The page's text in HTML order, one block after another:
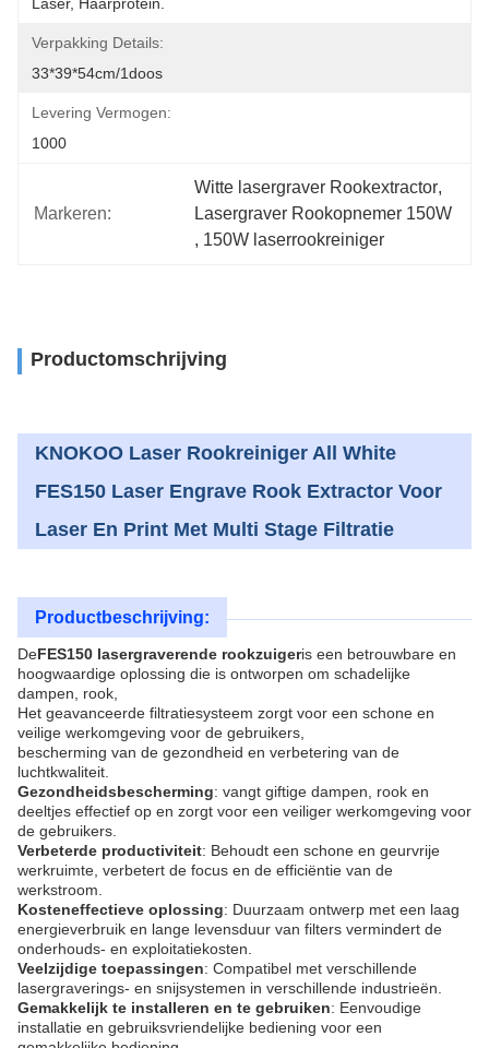
Verpakking Details:
33*39*54cm/1doos
Levering Vermogen:
1000
Markeren:
Witte lasergraver Rookextractor,
Lasergraver Rookopnemer 150W
, 150W laserrookreiniger
Productomschrijving
KNOKOO Laser Rookreiniger All White
FES150 Laser Engrave Rook Extractor Voor
Laser En Print Met Multi Stage Filtratie
Productbeschrijving:
DeFES150 lasergraverende rookzuigeris een betrouwbare en
hoogwaardige oplossing die is ontworpen om schadelijke
dampen, rook,
Het geavanceerde filtratiesysteem zorgt voor een schone en
veilige werkomgeving voor de gebruikers,
bescherming van de gezondheid en verbetering van de
luchtkwaliteit.
Gezondheidsbescherming: vangt giftige dampen, rook en
deeltjes effectief op en zorgt voor een veiliger werkomgeving voor
de gebruikers.
Verbeterde productiviteit: Behoudt een schone en geurvrije
werkruimte, verbetert de focus en de efficiëntie van de
werkstroom.
Kosteneffectieve oplossing: Duurzaam ontwerp met een laag
energieverbruik en lange levensduur van filters vermindert de
onderhouds- en exploitatiekosten.
Veelzijdige toepassingen: Compatibel met verschillende
lasergraverings- en snijsystemen in verschillende industrieën.
Gemakkelijk te installeren en te gebruiken: Eenvoudige
installatie en gebruiksvriendelijke bediening voor een